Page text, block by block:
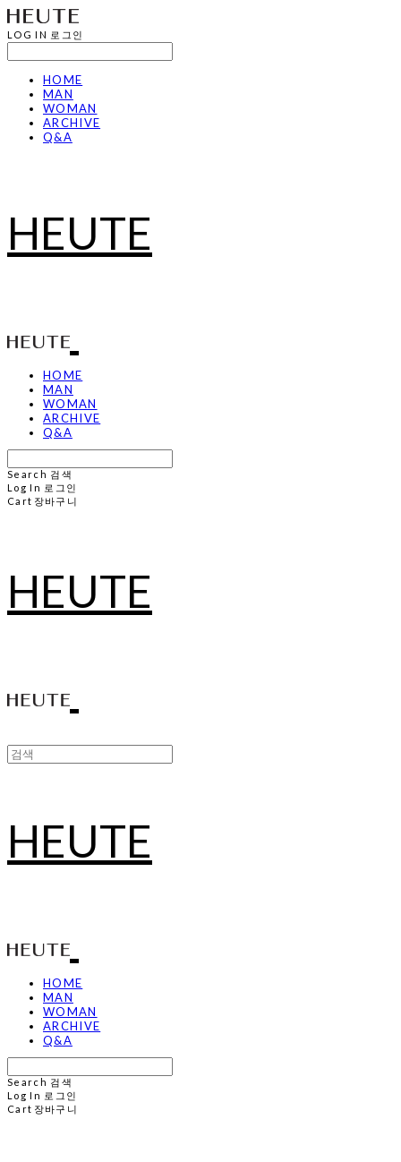
LOG IN 로그인
HOME
MAN
WOMAN
ARCHIVE
Q&A
HEUTE
HOME
MAN
WOMAN
ARCHIVE
Q&A
Search 검색
Log In 로그인
Cart 장바구니
HEUTE
HEUTE
HOME
MAN
WOMAN
ARCHIVE
Q&A
Search 검색
Log In 로그인
Cart 장바구니